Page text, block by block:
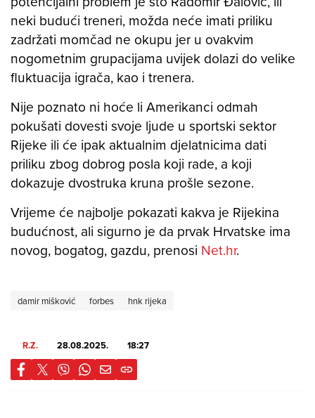
neki budući treneri, možda neće imati priliku
zadržati momčad ne okupu jer u ovakvim
nogometnim grupacijama uvijek dolazi do velike
fluktuacija igrača, kao i trenera.
Nije poznato ni hoće li Amerikanci odmah
pokušati dovesti svoje ljude u sportski sektor
Rijeke ili će ipak aktualnim djelatnicima dati
priliku zbog dobrog posla koji rade, a koji
dokazuje dvostruka kruna prošle sezone.
Vrijeme će najbolje pokazati kakva je Rijekina
budućnost, ali sigurno je da prvak Hrvatske ima
novog, bogatog, gazdu, prenosi Net.hr.
damir mišković forbes hnk rijeka
R.Z. 28.08.2025. 18:27